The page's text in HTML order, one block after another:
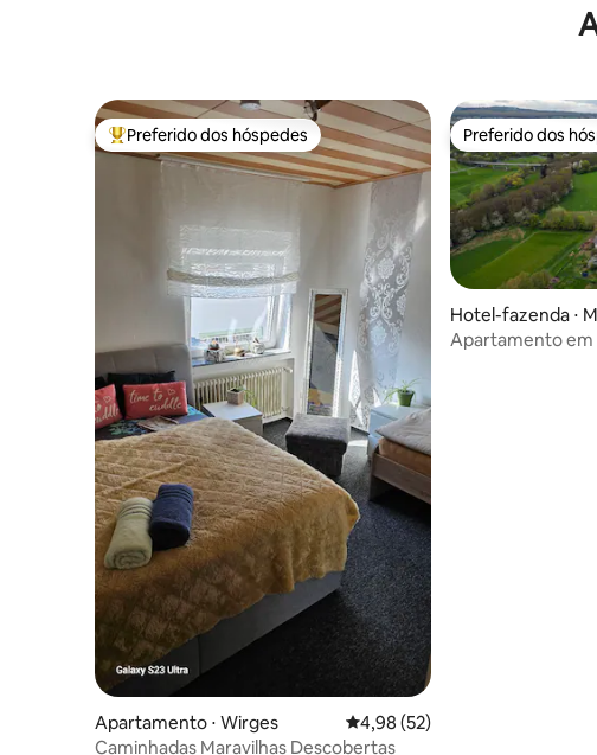
Entre os melhores preferidos dos hóspedes
Preferido dos hóspedes
Apartamento ⋅ Wirges 4,98 de uma avaliação média
4,98 (52)
Caminhadas Maravilhas Descobertas
Preferido dos
Preferido dos
Hotel-fazenda ⋅
Apartamento em